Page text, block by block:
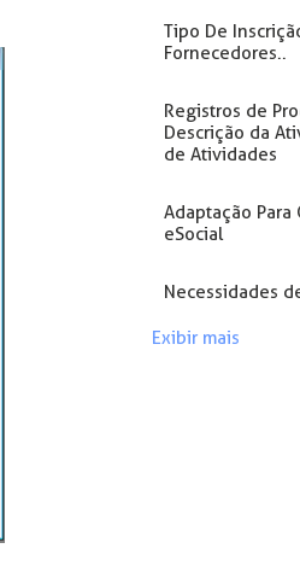
Tipo De
Fornecedores..
Registros de
Descrição da
de Atividades
Adaptação Para
eSocial
Necessidades
Exibir mais